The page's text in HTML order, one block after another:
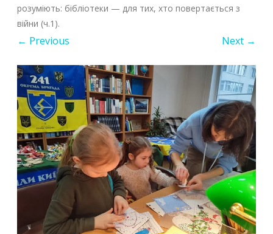
розуміють: бібліотеки — для тих, хто повертається з
війни (ч.1).
← Previous Next →